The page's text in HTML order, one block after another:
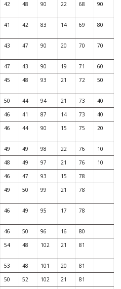
42 48 90 22 68 90
41 42 83 14 69 80
43 47 90 20 70 70
47 43 90 19 71
60
45 48 93 21 72 50
50 44 94 21 73
40
46 41 87 14 73
40
46 44 90 15 75 20
49 49 98 22 76
10
48 49 97 21 76
10
46 47 93 15
78
49 50 99 21 78
46 49 95 17 78
46 50 96 16
80
54 48 102 21 81
53 48 101 20
81
50 52 102 21
81